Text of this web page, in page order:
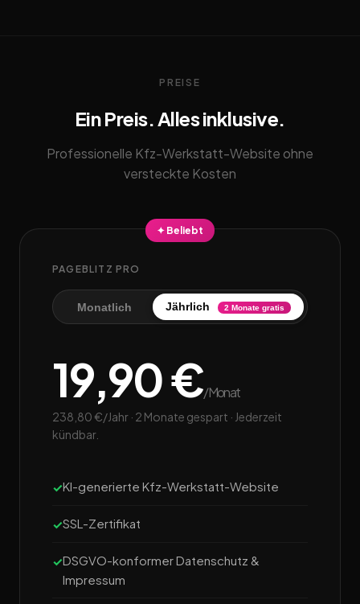
PREISE
Ein Preis. Alles inklusive.
Professionelle Kfz-Werkstatt-Website ohne
versteckte Kosten
✦ Beliebt
PAGEBLITZ PRO
Monatlich Jährlich 2 Monate gratis
19,90 €/Monat
238,80 €/Jahr · 2 Monate gespart · Jederzeit
kündbar.
KI-generierte Kfz-Werkstatt-Website
SSL-Zertifikat
DSGVO-konformer Datenschutz &
Impressum